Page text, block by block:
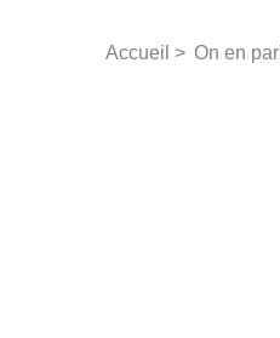
Fil
Accueil On en